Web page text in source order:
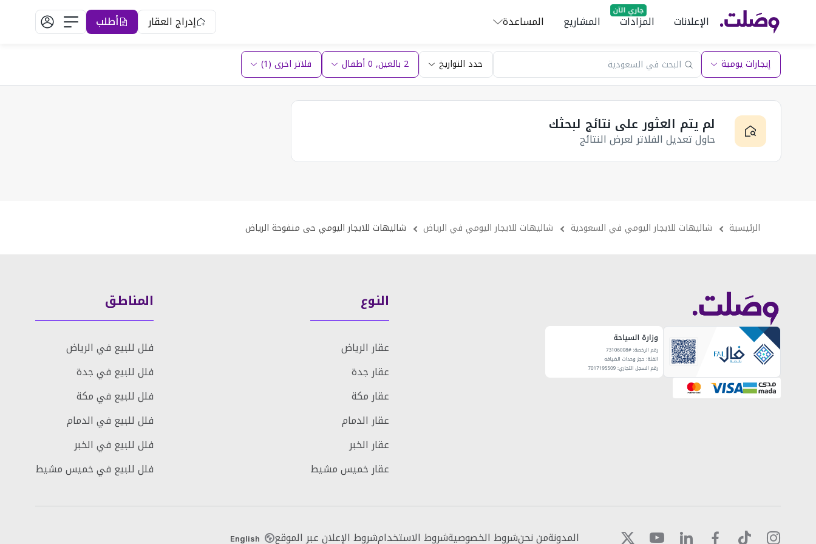
الإعلانات المزادات المشاريع المساعدة إدراج العقار أطلب
إيجارات يومية حدد التواريخ 2 بالغين ,
0أطفال فلاتر اخرى (1)
لم يتم العثور على نتائج لبحثك
حاول تعديل الفلاتر لعرض النتائج
الرئيسية شاليهات للايجار اليومي في السعودية شاليهات للايجار اليومي في الرياض شاليهات للايجار اليومي حى منفوحة الرياض
النوع
عقار الرياض
عقار جدة
عقار مكة
عقار الدمام
عقار الخبر
عقار خميس مشيط
المناطق
فلل للبيع في الرياض
فلل للبيع في جدة
فلل للبيع في مكة
فلل للبيع في الدمام
فلل للبيع في الخبر
فلل للبيع في خميس مشيط
المدونةمن نحنشروط الخصوصيةشروط الاستخدامشروط الإعلان عبر الموقع English